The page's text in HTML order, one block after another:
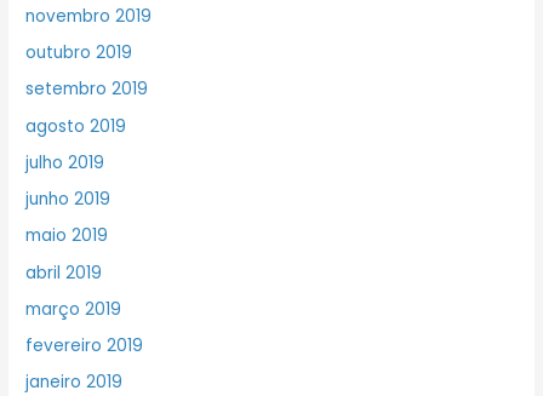
novembro 2019
outubro 2019
setembro 2019
agosto 2019
julho 2019
junho 2019
maio 2019
abril 2019
março 2019
fevereiro 2019
janeiro 2019